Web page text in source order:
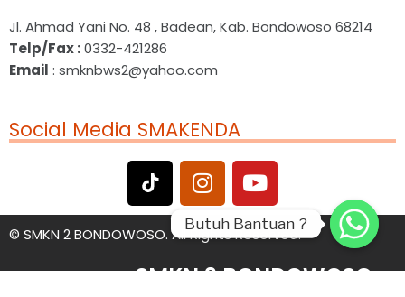
Jl. Ahmad Yani No. 48 , Badean, Kab. Bondowoso 68214
Telp/Fax :0332-421286
Email : smknbws2@yahoo.com
Social Media SMAKENDA
© SMKN 2 BONDOWOSO. All Rights Reserved.
SMKN 2 BONDOWOSO
Butuh Bantuan ?
Butuh Bantuan ?